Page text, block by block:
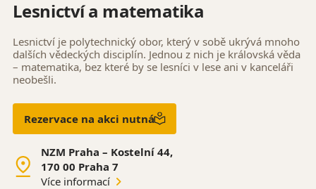
Lesnictví a matematika
Lesnictví je polytechnický obor, který v sobě ukrývá mnoho
dalších vědeckých disciplín. Jednou z nich je královská věda
– matematika, bez které by se lesníci v lese ani v kanceláři
neobešli.
Rezervace na akci nutná
NZM Praha – Kostelní 44,
170 00 Praha 7
Více informací